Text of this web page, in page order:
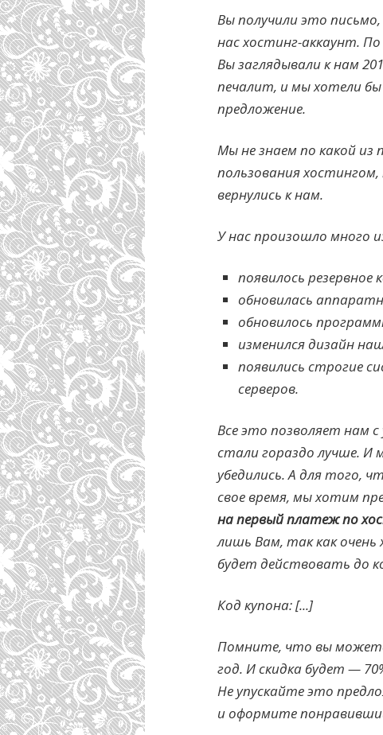
Вы получили это
нас хостинг-аккаунт.
Вы заглядывали к нам
печалит, и мы хотели
предложение.
Мы не знаем по какой
пользования
вернулись к нам.
У нас произошло много
появилось резервное
обновилась
обновилось
изменился дизайн
появились строгие
серверов.
Все это позволяет нам
стали гораздо лучше.
убедились. А для того,
свое время, мы хотим
на первый платеж по
лишь Вам, так как
будет действовать до
Код купона: [...]
Помните, что вы
год. И скидка будет —
Не упускайте это
и оформите